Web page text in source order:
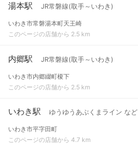
湯本駅 JR常磐線(取手～いわき)
いわき市常磐湯本町天王崎
このページの店舗から 2.5 km
内郷駅 JR常磐線(取手～いわき)
いわき市内郷綴町榎下
このページの店舗から 2.5 km
いわき駅 ゆうゆうあぶくまライン など
いわき市平字田町
このページの店舗から 4.7 km